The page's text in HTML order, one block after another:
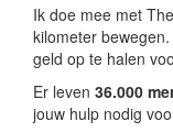
Ik doe mee met
kilometer
geld op te halen
Er leven 36.000
jouw hulp nodig